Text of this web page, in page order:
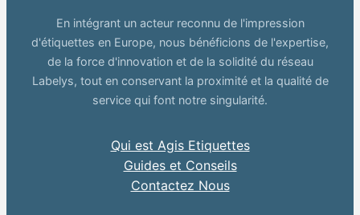
En intégrant un acteur reconnu de l'impression
d'étiquettes en Europe, nous bénéficions de l'expertise,
de la force d'innovation et de la solidité du réseau
Labelys, tout en conservant la proximité et la qualité de
service qui font notre singularité.
Qui est Agis Etiquettes
Guides et Conseils
Contactez Nous